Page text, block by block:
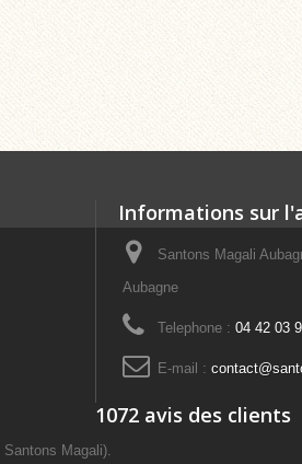
Informations sur
Santons Magali
Aubagne
Telephone : 04 42 03
E-mail :
1072 avis des clients
Santons Magali)